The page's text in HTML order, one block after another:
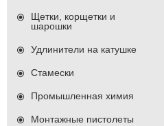
Щетки, корщетки и
шарошки
Удлинители на катушке
Стамески
Промышленная химия
Монтажные пистолеты